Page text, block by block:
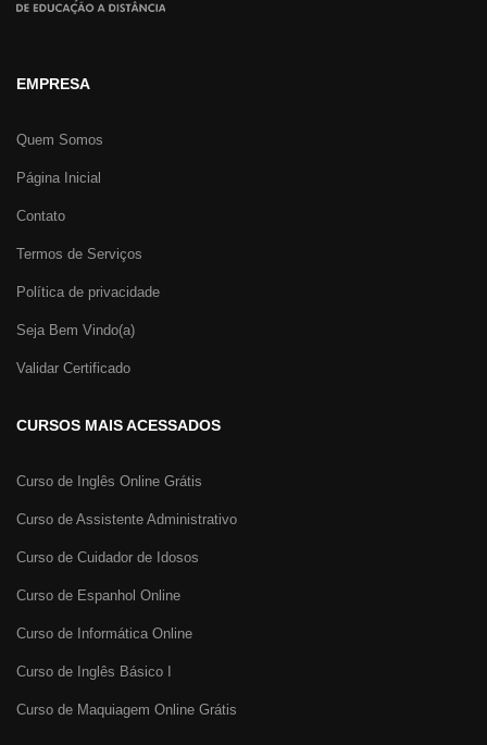
EMPRESA
Quem Somos
Página Inicial
Contato
Termos de Serviços
Política de privacidade
Seja Bem Vindo(a)
Validar Certificado
CURSOS MAIS ACESSADOS
Curso de Inglês Online Grátis
Curso de Assistente Administrativo
Curso de Cuidador de Idosos
Curso de Espanhol Online
Curso de Informática Online
Curso de Inglês Básico I
Curso de Maquiagem Online Grátis